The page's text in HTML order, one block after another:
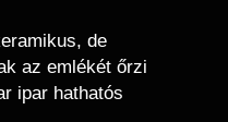
de
az emlékét őrzi
ipar hathatós